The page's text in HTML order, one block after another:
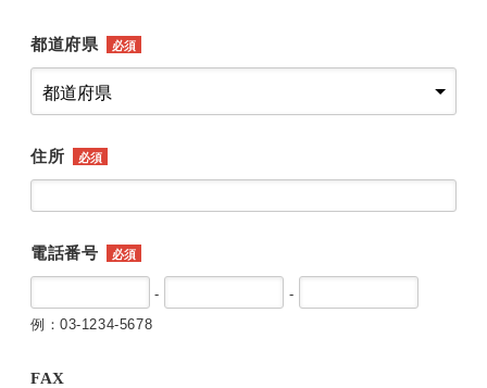
都道府県 必須
住所 必須
電話番号 必須
-
-
例：03-1234-5678
FAX